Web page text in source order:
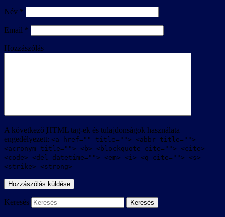
Név *
Email *
Hozzászólás
A következő HTML tag-ek és tulajdonságok használata
engedélyezett: <a href="" title=""> <abbr title="">
<acronym title=""> <b> <blockquote cite=""> <cite>
<code> <del datetime=""> <em> <i> <q cite=""> <s>
<strike> <strong>
Keresés